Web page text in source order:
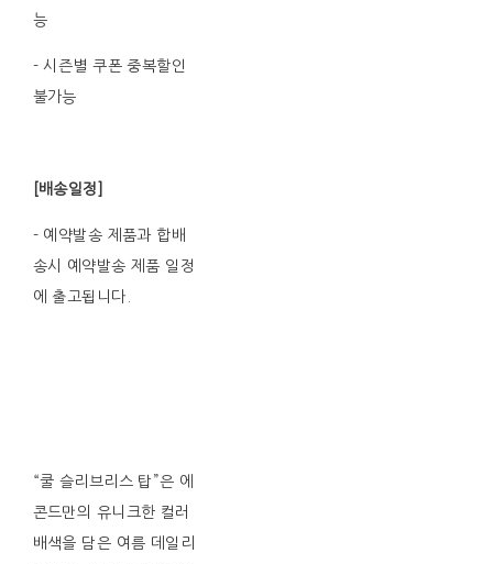
능
- 시즌별 쿠폰 중복할인
불가능
[배송일정]
- 예약발송 제품과 합배
송시 예약발송 제품 일정
에 출고됩니다.
“쿨 슬리브리스 탑”은 에
콘드만의 유니크한 컬러
배색을 담은 여름 데일리